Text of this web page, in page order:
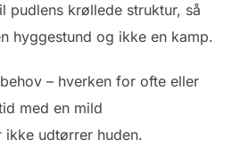
pudlens krøllede struktur, så
hyggestund og ikke en kamp.
– hverken for ofte eller
med en mild
ikke udtørrer huden.